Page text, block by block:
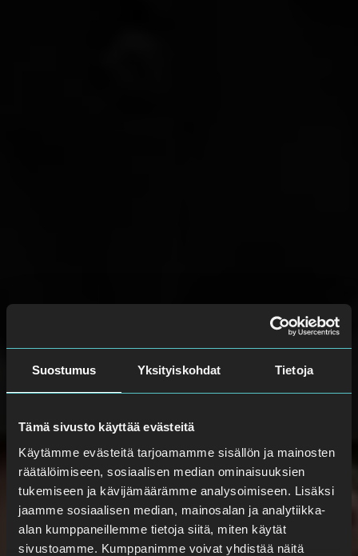
Suostumus Yksityiskohdat Tietoja
Tämä sivusto käyttää evästeitä
Käytämme evästeitä tarjoamamme sisällön ja mainosten
räätälöimiseen, sosiaalisen median ominaisuuksien
tukemiseen ja kävijämäärämme analysoimiseen. Lisäksi
jaamme sosiaalisen median, mainosalan ja analytiikka-
alan kumppaneillemme tietoja siitä, miten käytät
sivustoamme. Kumppanimme voivat yhdistää näitä